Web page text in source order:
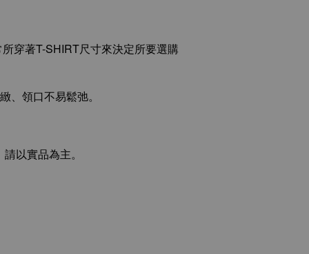
穿著T-SHIRT尺寸來決定所要選購
領口不易鬆弛。
以實品為主。